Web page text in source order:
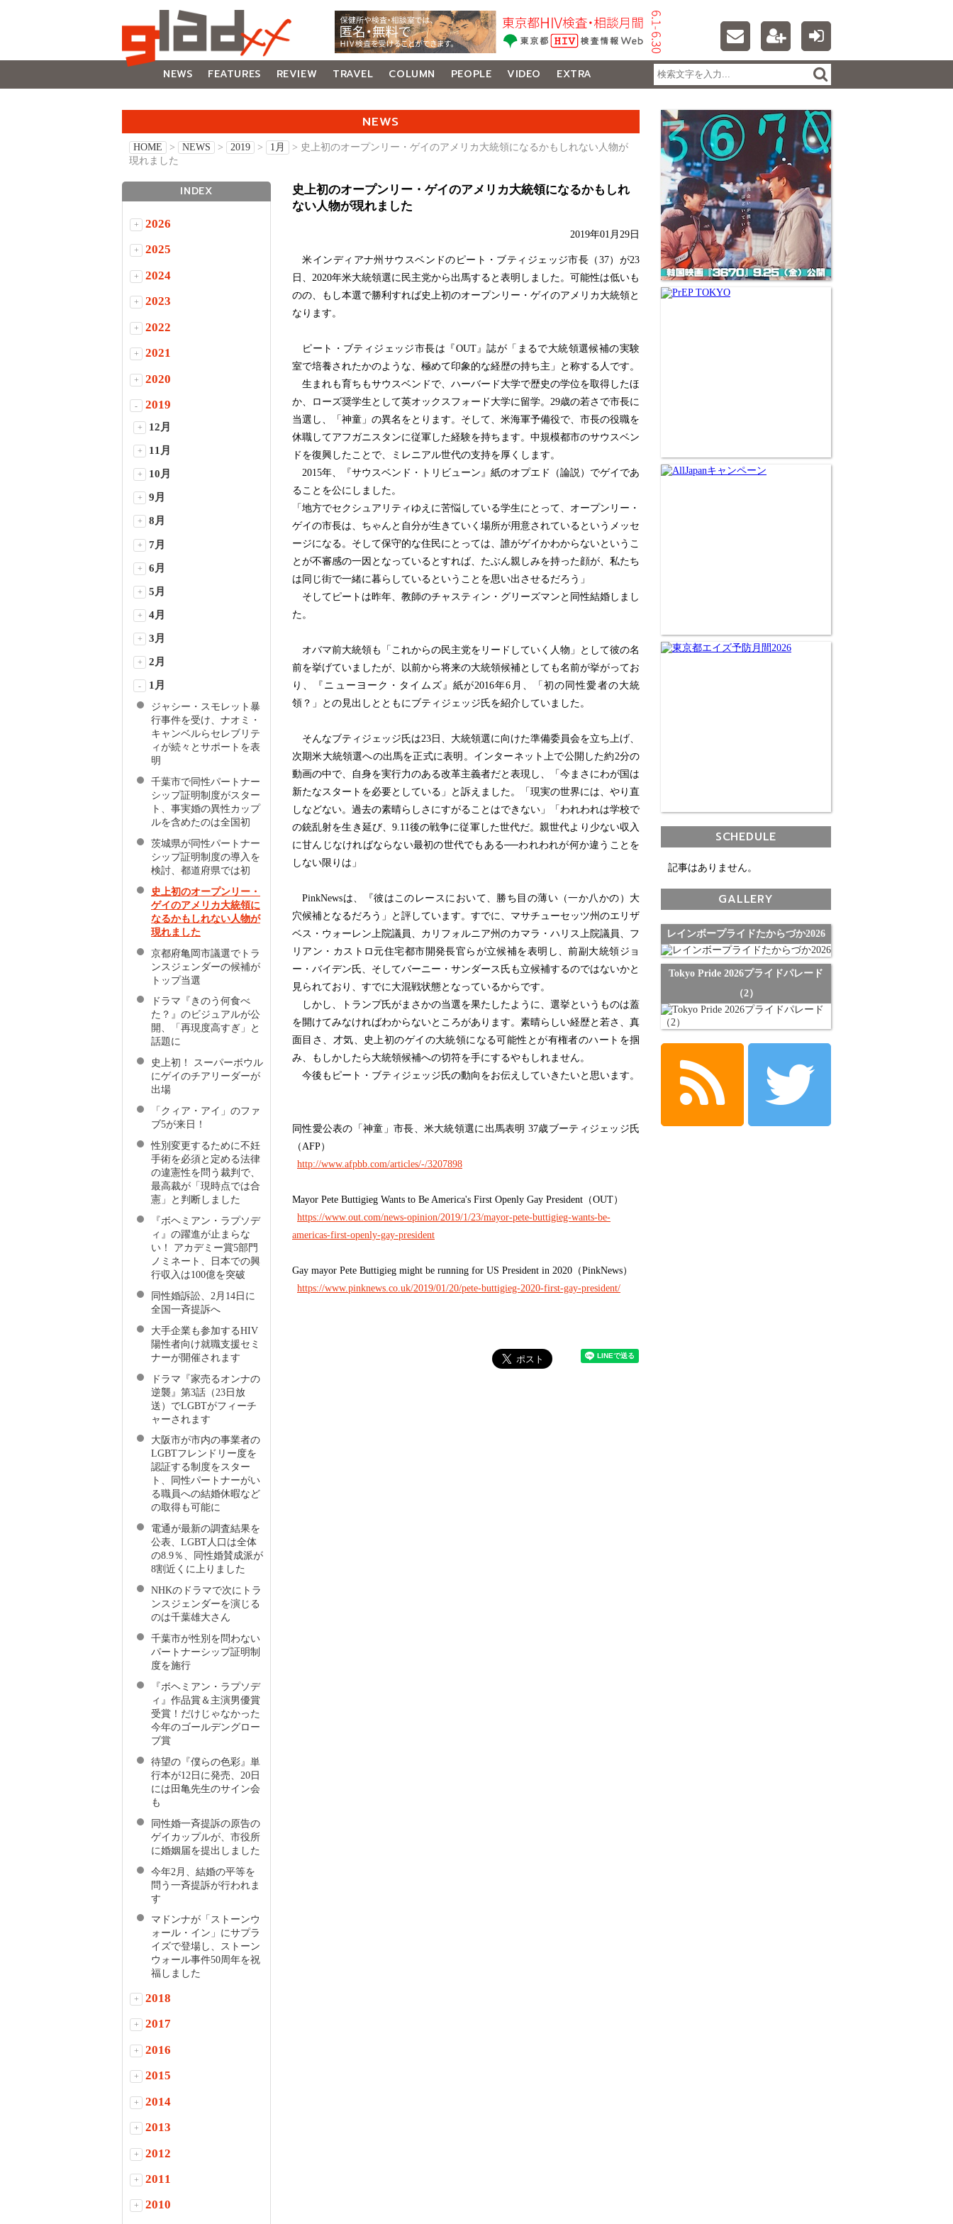
NEWS FEATURES REVIEW TRAVEL COLUMN PEOPLE VIDEO
EXTRA
NEWS
HOME > NEWS > 2019 > 1月
> 史上初のオープンリー・ゲイのアメリカ大統領になるかもしれない人物が
現れました
史上初のオープンリー・ゲイのアメリカ大統領になるかもしれ
ない人物が現れました
2019年01月29日
米インディアナ州サウスベンドのピート・ブティジェッジ市長（37）が23
日、2020年米大統領選に民主党から出馬すると表明しました。可能性は低いも
のの、もし本選で勝利すれば史上初のオープンリー・ゲイのアメリカ大統領と
なります。
ピート・ブティジェッジ市長は『OUT』誌が「まるで大統領選候補の実験
室で培養されたかのような、極めて印象的な経歴の持ち主」と称する人です。
生まれも育ちもサウスベンドで、ハーバード大学で歴史の学位を取得したほ
か、ローズ奨学生として英オックスフォード大学に留学。29歳の若さで市長に
当選し、「神童」の異名をとります。そして、米海軍予備役で、市長の役職を
休職してアフガニスタンに従軍した経験を持ちます。中規模都市のサウスベン
ドを復興したことで、ミレニアル世代の支持を厚くします。
2015年、『サウスベンド・トリビューン』紙のオプエド（論説）でゲイであ
ることを公にしました。
「地方でセクシュアリティゆえに苦悩している学生にとって、オープンリー・
ゲイの市長は、ちゃんと自分が生きていく場所が用意されているというメッセ
ージになる。そして保守的な住民にとっては、誰がゲイかわからないというこ
とが不審感の一因となっているとすれば、たぶん親しみを持った顔が、私たち
は同じ街で一緒に暮らしているということを思い出させるだろう」
そしてピートは昨年、教師のチャスティン・グリーズマンと同性結婚しまし
た。
オバマ前大統領も「これからの民主党をリードしていく人物」として彼の名
前を挙げていましたが、以前から将来の大統領候補としても名前が挙がってお
り、『ニューヨーク・タイムズ』紙が2016年6月、「初の同性愛者の大統
領？」との見出しとともにブティジェッジ氏を紹介していました。
そんなブティジェッジ氏は23日、大統領選に向けた準備委員会を立ち上げ、
次期米大統領選への出馬を正式に表明。インターネット上で公開した約2分の
動画の中で、自身を実行力のある改革主義者だと表現し、「今まさにわが国は
新たなスタートを必要としている」と訴えました。「現実の世界には、やり直
しなどない。過去の素晴らしさにすがることはできない」「われわれは学校で
の銃乱射を生き延び、9.11後の戦争に従軍した世代だ。親世代より少ない収入
に甘んじなければならない最初の世代でもある──われわれが何か違うことを
しない限りは」
PinkNewsは、『彼はこのレースにおいて、勝ち目の薄い（一か八かの）大
穴候補となるだろう」と評しています。すでに、マサチューセッツ州のエリザ
ベス・ウォーレン上院議員、カリフォルニア州のカマラ・ハリス上院議員、フ
リアン・カストロ元住宅都市開発長官らが立候補を表明し、前副大統領ジョ
ー・バイデン氏、そしてバーニー・サンダース氏も立候補するのではないかと
見られており、すでに大混戦状態となっているからです。
しかし、トランプ氏がまさかの当選を果たしたように、選挙というものは蓋
を開けてみなければわからないところがあります。素晴らしい経歴と若さ、真
面目さ、才気、史上初のゲイの大統領になる可能性とが有権者のハートを掴
み、もしかしたら大統領候補への切符を手にするやもしれません。
今後もピート・ブティジェッジ氏の動向をお伝えしていきたいと思います。
同性愛公表の「神童」市長、米大統領選に出馬表明 37歳ブーティジェッジ氏
（AFP）
http://www.afpbb.com/articles/-/3207898
Mayor Pete Buttigieg Wants to Be America's First Openly Gay President（OUT）
https://www.out.com/news-opinion/2019/1/23/mayor-pete-buttigieg-wants-be-
americas-first-openly-gay-president
Gay mayor Pete Buttigieg might be running for US President in 2020（PinkNews）
https://www.pinknews.co.uk/2019/01/20/pete-buttigieg-2020-first-gay-president/
INDEX
+ 2026
+ 2025
+ 2024
+ 2023
+ 2022
+ 2021
+ 2020
- 2019
+ 12月
+ 11月
+ 10月
+ 9月
+ 8月
+ 7月
+ 6月
+ 5月
+ 4月
+ 3月
+ 2月
- 1月
ジャシー・スモレット暴
行事件を受け、ナオミ・
キャンベルらセレブリテ
ィが続々とサポートを表
明
千葉市で同性パートナー
シップ証明制度がスター
ト、事実婚の異性カップ
ルを含めたのは全国初
茨城県が同性パートナー
シップ証明制度の導入を
検討、都道府県では初
史上初のオープンリー・
ゲイのアメリカ大統領に
なるかもしれない人物が
現れました
京都府亀岡市議選でトラ
ンスジェンダーの候補が
トップ当選
ドラマ『きのう何食べ
た？』のビジュアルが公
開、「再現度高すぎ」と
話題に
史上初！ スーパーボウル
にゲイのチアリーダーが
出場
「クィア・アイ」のファ
ブ5が来日！
性別変更するために不妊
手術を必須と定める法律
の違憲性を問う裁判で、
最高裁が「現時点では合
憲」と判断しました
『ボヘミアン・ラプソデ
ィ』の躍進が止まらな
い！ アカデミー賞5部門
ノミネート、日本での興
行収入は100億を突破
同性婚訴訟、2月14日に
全国一斉提訴へ
大手企業も参加するHIV
陽性者向け就職支援セミ
ナーが開催されます
ドラマ『家売るオンナの
逆襲』第3話（23日放
送）でLGBTがフィーチ
ャーされます
大阪市が市内の事業者の
LGBTフレンドリー度を
認証する制度をスター
ト、同性パートナーがい
る職員への結婚休暇など
の取得も可能に
電通が最新の調査結果を
公表、LGBT人口は全体
の8.9％、同性婚賛成派が
8割近くに上りました
NHKのドラマで次にトラ
ンスジェンダーを演じる
のは千葉雄大さん
千葉市が性別を問わない
パートナーシップ証明制
度を施行
『ボヘミアン・ラプソデ
ィ』作品賞＆主演男優賞
受賞！だけじゃなかった
今年のゴールデングロー
ブ賞
待望の『僕らの色彩』単
行本が12日に発売、20日
には田亀先生のサイン会
も
同性婚一斉提訴の原告の
ゲイカップルが、市役所
に婚姻届を提出しました
今年2月、結婚の平等を
問う一斉提訴が行われま
す
マドンナが「ストーンウ
ォール・イン」にサプラ
イズで登場し、ストーン
ウォール事件50周年を祝
福しました
+ 2018
+ 2017
+ 2016
+ 2015
+ 2014
+ 2013
+ 2012
+ 2011
+ 2010
SCHEDULE
記事はありません。
GALLERY
レインボープライドたからづか2026
Tokyo Pride 2026プライドパレード
（2）